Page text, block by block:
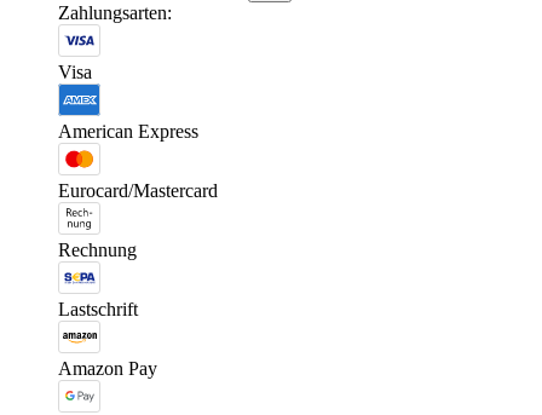
Zahlungsarten:
Visa
American Express
Eurocard/Mastercard
Rechnung
Lastschrift
Amazon Pay